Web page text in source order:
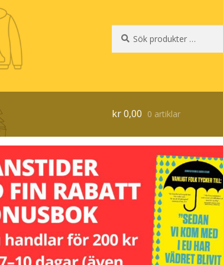
efter:
kr0,00 0 artiklar